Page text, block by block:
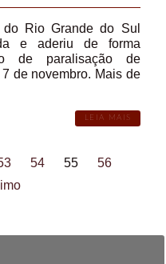
Rio Grande do Sul
e aderiu de forma
de paralisação de
de novembro. Mais de
LEIA MAIS
54 55
56